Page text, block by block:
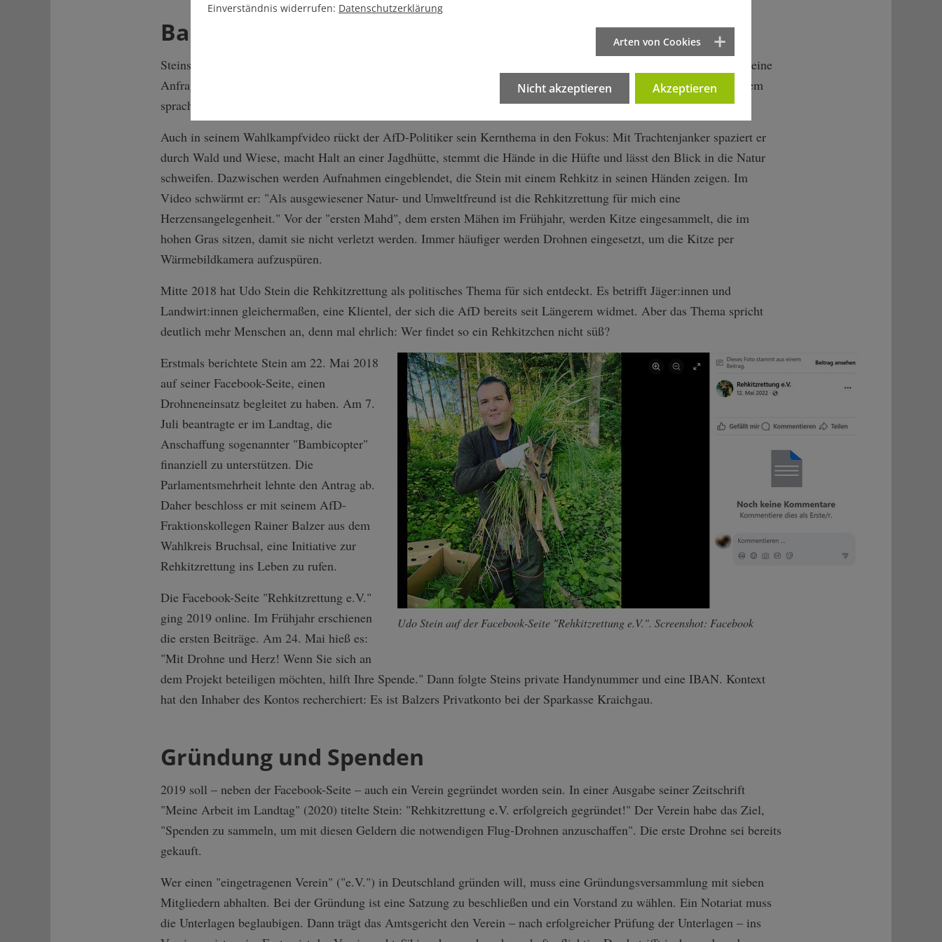
Bambicopter und junge Kitze
Steins politisches Kernthema im Landtag ist die Jagd. Er ist jagdpolitischer Sprecher der AfD-Fraktion und stellt Kleine
Anfragen etwa zur "Gefahr durch den Wolf" oder zu "Verzögerungen bei Jagdscheinverlängerungen". Erst vor Kurzem
sprach er im Parlament über das Jagd- und Wildtiermanagementgesetz.
Auch in seinem Wahlkampfvideo rückt der AfD-Politiker sein Kernthema in den Fokus: Mit Trachtenjanker spaziert er
durch Wald und Wiese, macht Halt an einer Jagdhütte, stemmt die Hände in die Hüfte und lässt den Blick in die Natur
schweifen. Dazwischen werden Aufnahmen eingeblendet, die Stein mit einem Rehkitz in seinen Händen zeigen. Im
Video schwärmt er: "Als ausgewiesener Natur- und Umweltfreund ist die Rehkitzrettung für mich eine
Herzensangelegenheit." Vor der "ersten Mahd", dem ersten Mähen im Frühjahr, werden Kitze eingesammelt, die im
hohen Gras sitzen, damit sie nicht verletzt werden. Immer häufiger werden Drohnen eingesetzt, um die Kitze per
Wärmebildkamera aufzuspüren.
Mitte 2018 hat Udo Stein die Rehkitzrettung als politisches Thema für sich entdeckt. Es betrifft Jäger:innen und
Landwirt:innen gleichermaßen, eine Klientel, der sich die AfD bereits seit Längerem widmet. Aber das Thema spricht
deutlich mehr Menschen an, denn mal ehrlich: Wer findet so ein Rehkitzchen nicht süß?
Udo Stein auf der Facebook-Seite "Rehkitzrettung e.V.". Screenshot: Facebook
Erstmals berichtete Stein am 22. Mai 2018
auf seiner Facebook-Seite, einen
Drohneneinsatz begleitet zu haben. Am 7.
Juli beantragte er im Landtag, die
Anschaffung sogenannter "Bambicopter"
finanziell zu unterstützen. Die
Parlamentsmehrheit lehnte den Antrag ab.
Daher beschloss er mit seinem AfD-
Fraktionskollegen Rainer Balzer aus dem
Wahlkreis Bruchsal, eine Initiative zur
Rehkitzrettung ins Leben zu rufen.
Die Facebook-Seite "Rehkitzrettung e.V."
ging 2019 online. Im Frühjahr erschienen
die ersten Beiträge. Am 24. Mai hieß es:
"Mit Drohne und Herz! Wenn Sie sich an
dem Projekt beteiligen möchten, hilft Ihre Spende." Dann folgte Steins private Handynummer und eine IBAN. Kontext
hat den Inhaber des Kontos recherchiert: Es ist Balzers Privatkonto bei der Sparkasse Kraichgau.
Gründung und Spenden
2019 soll – neben der Facebook-Seite – auch ein Verein gegründet worden sein. In einer Ausgabe seiner Zeitschrift
"Meine Arbeit im Landtag" (2020) titelte Stein: "Rehkitzrettung e.V. erfolgreich gegründet!" Der Verein habe das Ziel,
"Spenden zu sammeln, um mit diesen Geldern die notwendigen Flug-Drohnen anzuschaffen". Die erste Drohne sei bereits
gekauft.
Wer einen "eingetragenen Verein" ("e.V.") in Deutschland gründen will, muss eine Gründungsversammlung mit sieben
Mitgliedern abhalten. Bei der Gründung ist eine Satzung zu beschließen und ein Vorstand zu wählen. Ein Notariat muss
die Unterlagen beglaubigen. Dann trägt das Amtsgericht den Verein – nach erfolgreicher Prüfung der Unterlagen – ins
Einverständnis widerrufen: Datenschutzerklärung
Arten von Cookies
Nicht akzeptieren Akzeptieren